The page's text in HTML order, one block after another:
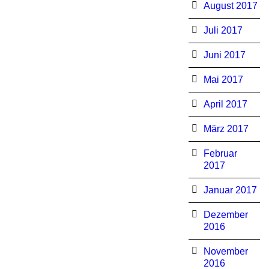
August 2017
Juli 2017
Juni 2017
Mai 2017
April 2017
März 2017
Februar
2017
Januar 2017
Dezember
2016
November
2016